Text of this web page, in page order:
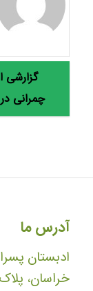
چمرانی
آدرس ما
ادبستان
خراسان، پلاک ۳۱